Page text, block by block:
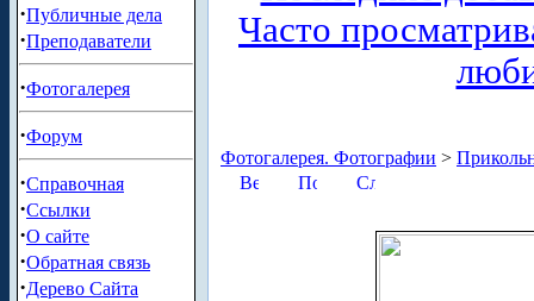
·Публичные дела
·Преподаватели
·Фотогалерея
·Форум
·Справочная
·Ссылки
·О сайте
·Обратная связь
·Дерево Сайта
Часто
Фотогалерея. Фотографии >